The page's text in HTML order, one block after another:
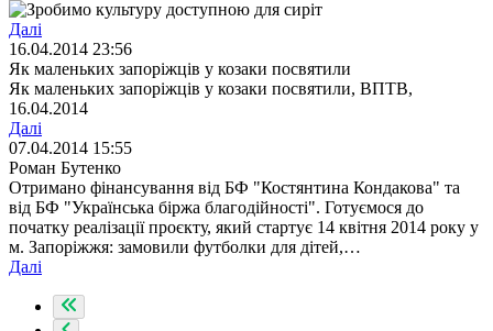
Далі
16.04.2014 23:56
Як маленьких запоріжців у козаки посвятили
Як маленьких запоріжців у козаки посвятили, ВПТВ,
16.04.2014
Далі
07.04.2014 15:55
Роман Бутенко
Отримано фінансування від БФ "Костянтина Кондакова" та
від БФ "Українська біржа благодійності". Готуємося до
початку реалізації проєкту, який стартує 14 квітня 2014 року у
м. Запоріжжя: замовили футболки для дітей,…
Далі